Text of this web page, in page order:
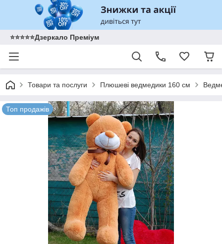
⭐️⭐️⭐️⭐️⭐️Дзеркало Преміум
Товари та послуги Плюшеві ведмедики 160 см
Топ продажів